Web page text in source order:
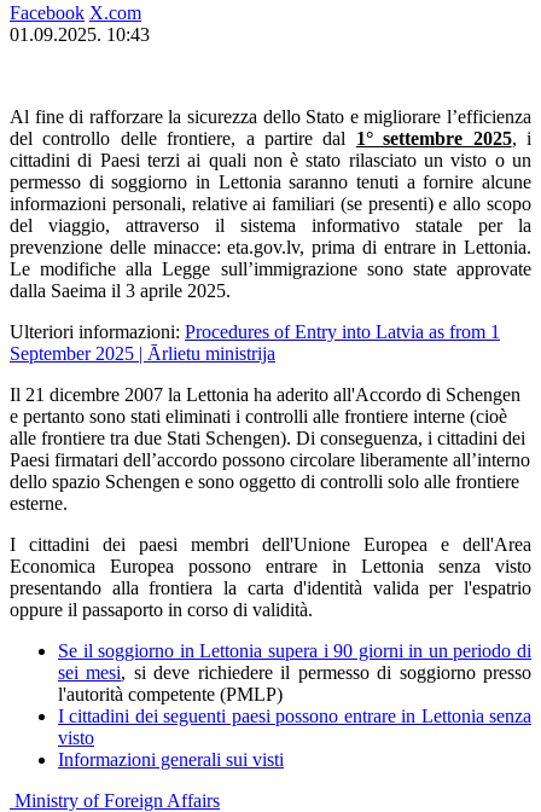
Facebook X.com
01.09.2025. 10:43
Al fine di rafforzare la sicurezza dello Stato e migliorare l’efficienza
del controllo delle frontiere, a partire dal 1° settembre 2025, i
cittadini di Paesi terzi ai quali non è stato rilasciato un visto o un
permesso di soggiorno in Lettonia saranno tenuti a fornire alcune
informazioni personali, relative ai familiari (se presenti) e allo scopo
del viaggio, attraverso il sistema informativo statale per la
prevenzione delle minacce: eta.gov.lv, prima di entrare in Lettonia.
Le modifiche alla Legge sull’immigrazione sono state approvate
dalla Saeima il 3 aprile 2025.
Ulteriori informazioni: Procedures of Entry into Latvia as from 1
September 2025 | Ārlietu ministrija
Il 21 dicembre 2007 la Lettonia ha aderito all'Accordo di Schengen
e pertanto sono stati eliminati i controlli alle frontiere interne (cioè
alle frontiere tra due Stati Schengen). Di conseguenza, i cittadini dei
Paesi firmatari dell’accordo possono circolare liberamente all’interno
dello spazio Schengen e sono oggetto di controlli solo alle frontiere
esterne.
I cittadini dei paesi membri dell'Unione Europea e dell'Area
Economica Europea possono entrare in Lettonia senza visto
presentando alla frontiera la carta d'identità valida per l'espatrio
oppure il passaporto in corso di validità.
Se il soggiorno in Lettonia supera i 90 giorni in un periodo di
sei mesi, si deve richiedere il permesso di soggiorno presso
l'autorità competente (PMLP)
I cittadini dei seguenti paesi possono entrare in Lettonia senza
visto
Informazioni generali sui visti
Ministry of Foreign Affairs